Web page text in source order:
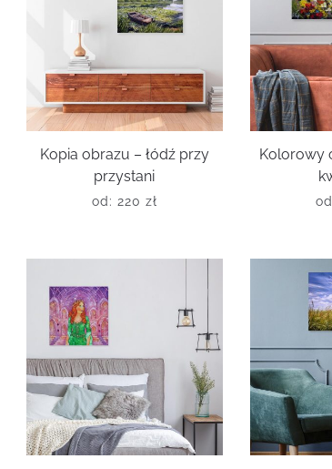
Kopia obrazu – łódź przy
przystani
od: 220 zł
Kolorowy